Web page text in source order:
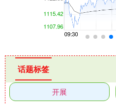
话题标签
开展